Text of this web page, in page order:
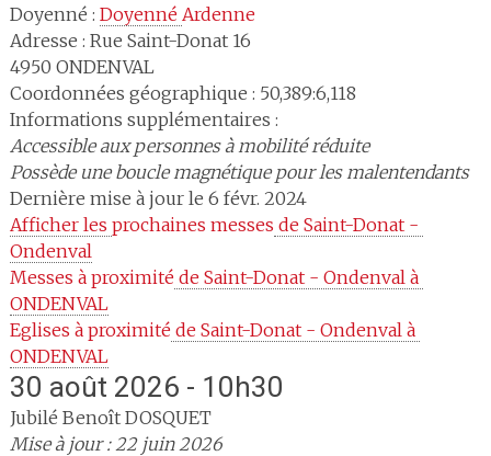
Doyenné : Doyenné Ardenne
Adresse : Rue Saint-Donat 16
4950 ONDENVAL
Coordonnées géographique : 50,389:6,118
Informations supplémentaires :
Accessible aux personnes à mobilité réduite
Possède une boucle magnétique pour les malentendants
Dernière mise à jour le 6 févr. 2024
Afficher les prochaines messes de Saint-Donat -
Ondenval
Messes à proximité de Saint-Donat - Ondenval à
ONDENVAL
Eglises à proximité de Saint-Donat - Ondenval à
ONDENVAL
30 août 2026 - 10h30
Jubilé Benoît DOSQUET
Mise à jour : 22 juin 2026